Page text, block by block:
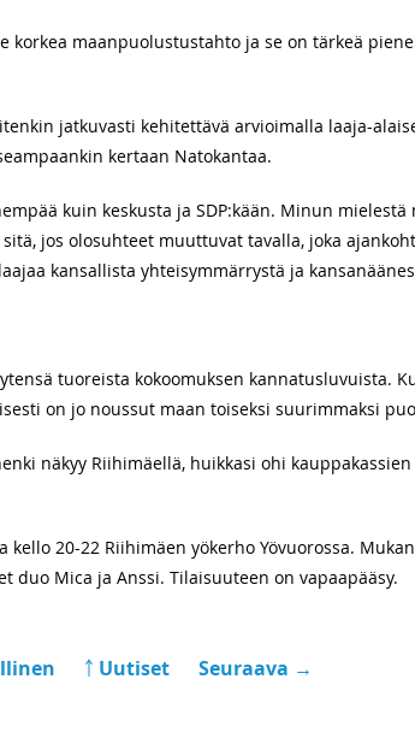
korkea maanpuolustustahto ja se on tärkeä
jatkuvasti kehitettävä arvioimalla laaja-
kertaan Natokantaa.
kuin keskusta ja SDP:kään. Minun
jos olosuhteet muuttuvat tavalla, joka
kansallista yhteisymmärrystä ja
tuoreista kokoomuksen kannatusluvuista.
on jo noussut maan toiseksi suurimmaksi
näkyy Riihimäellä, huikkasi ohi
20-22 Riihimäen yökerho Yövuorossa.
duo Mica ja Anssi. Tilaisuuteen on vapaapääsy.
￪ Uutiset Seuraava →